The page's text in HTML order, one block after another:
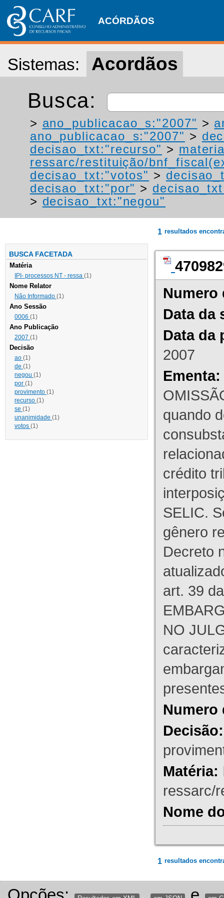
ACÓRDÃOS
Sistemas: Acordãos
Busca:
> ano_publicacao_s:"2007" >
ano_publicacao_s:"2007" >
decisao_txt:"recurso" >
ressarc/restituição/
decisao_txt:"votos" >
decisao_txt:"por" >
> decisao_txt:"negou"
BUSCA FACETADA
Matéria
IPI- processos NT - ressa (1)
Nome Relator
Não Informado (1)
Ano Sessão
0006 (1)
Ano Publicação
2007 (1)
Decisão
ao (1)
de (1)
negou (1)
por (1)
provimento (1)
recurso (1)
se (1)
unanimidade (1)
votos (1)
1 resultados
Numero
Data da
Data da
2007
Ementa:
quando
crédito
SELIC.
gênero
Decreto
art. 39
NO
Numero
Decisão:
Matéria:
ressarc/
Nome
1 resultados